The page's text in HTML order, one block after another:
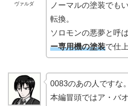
ヴァルダ
ノーマルの塗装でも
転換。
ソロモンの悪夢と呼ば
ー専用機の塗装で仕
0083のあの人ですな。
本編冒頭ではア・バ